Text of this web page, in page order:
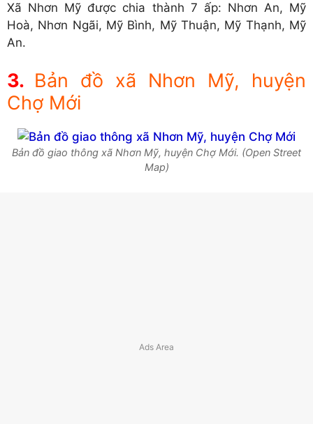
Xã Nhơn Mỹ được chia thành 7 ấp: Nhơn An, Mỹ
Hoà, Nhơn Ngãi, Mỹ Bình, Mỹ Thuận, Mỹ Thạnh, Mỹ
An.
Bản đồ xã Nhơn Mỹ, huyện
Chợ Mới
Bản đồ giao thông xã Nhơn Mỹ, huyện Chợ Mới. (Open Street
Map)